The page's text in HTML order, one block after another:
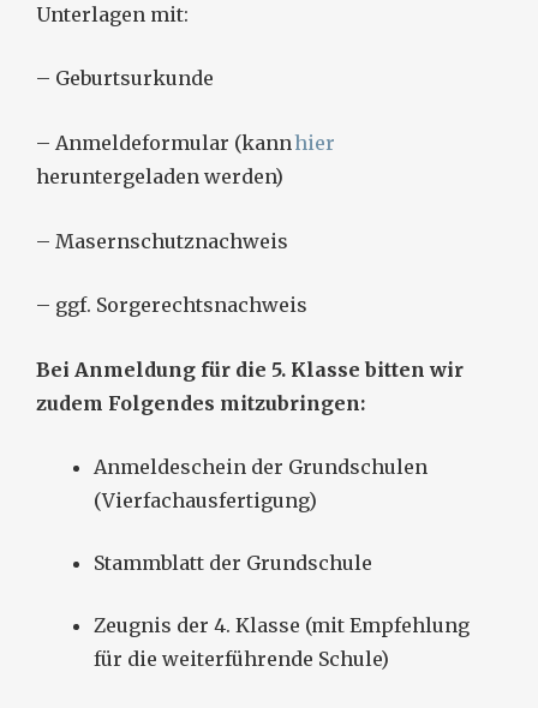
Unterlagen mit:
– Geburtsurkunde
– Anmeldeformular (kannhier
heruntergeladen werden)
– Masernschutznachweis
– ggf. Sorgerechtsnachweis
Bei Anmeldung für die 5. Klasse bitten wir
zudem Folgendes mitzubringen:
Anmeldeschein der Grundschulen
(Vierfachausfertigung)
Stammblatt der Grundschule
Zeugnis der 4. Klasse (mit Empfehlung
für die weiterführende Schule)